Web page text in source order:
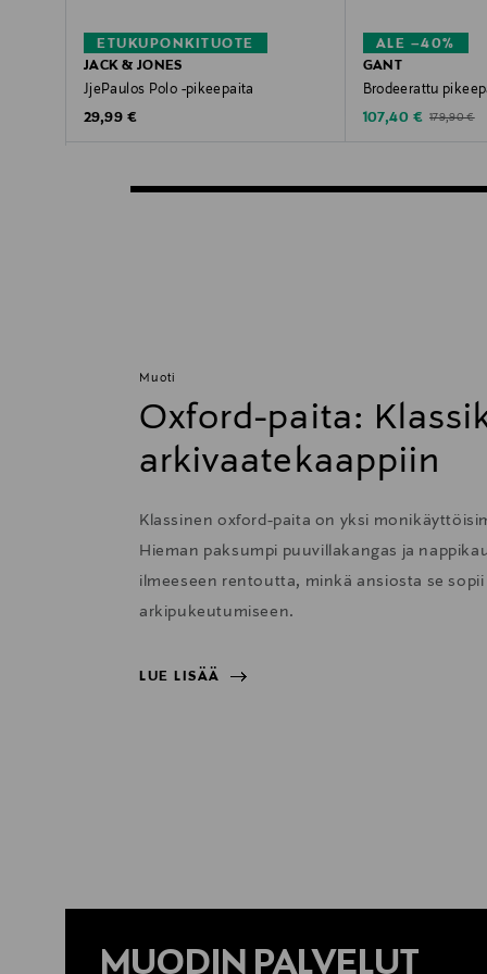
ETUKUPONKITUOTE
JACK & JONES
JjePaulos Polo -pikeepaita
Original Price
29,99 €
ALE –40%
GANT
Brodeerattu
Discounted Price
107,40 € Original
179,90 €
Muoti
Oxford-paita:
arkivaatekaappiin
Klassinen oxford-paita on yksi
Hieman paksumpi puuvillakangas ja
ilmeeseen rentoutta, minkä ansiosta se
arkipukeutumiseen.
LUE LISÄÄ
MUODIN PALVELUT